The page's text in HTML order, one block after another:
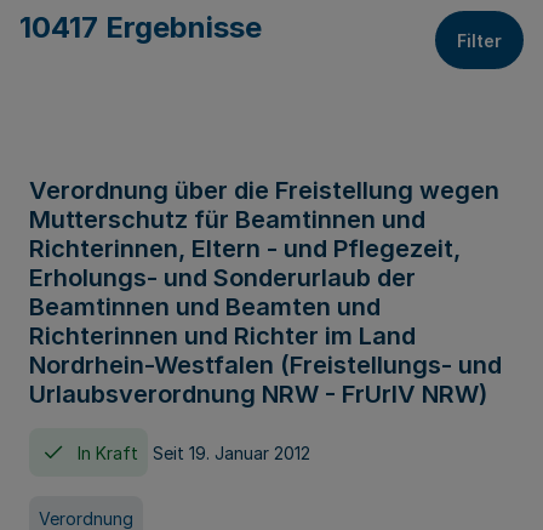
10417 Ergebnisse Filter
Verordnung über die Freistellung wegen
Mutterschutz für Beamtinnen und
Richterinnen, Eltern - und Pflegezeit,
Erholungs- und Sonderurlaub der
Beamtinnen und Beamten und
Richterinnen und Richter im Land
Nordrhein-Westfalen (Freistellungs- und
Urlaubsverordnung NRW - FrUrlV NRW)
In Kraft Seit 19. Januar 2012
Verordnung